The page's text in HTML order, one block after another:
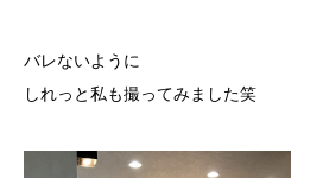
バレないように
しれっと私も撮ってみました笑